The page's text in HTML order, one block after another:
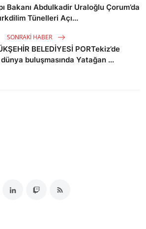
Bakanı Abdulkadir Uraloğlu Çorum’da
Tünelleri Açı...
SONRAKI HABER
BELEDİYESİ PORTekiz’de
buluşmasında Yatağan ...